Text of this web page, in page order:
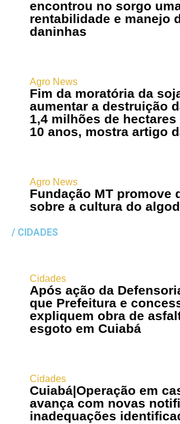
encontrou no sorgo
rentabilidade e manejo
daninhas
Agro News
Fim da moratória da
aumentar a destruição
1,4 milhões de hectares
10 anos, mostra artigo
Agro News
Fundação MT promove
sobre a cultura do
/ CIDADES
Cidades
Após ação da
que Prefeitura e
expliquem obra de
esgoto em Cuiabá
Cidades
Cuiabá|Operação em
avança com novas
inadequações